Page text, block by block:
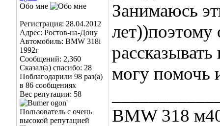
Обо мне
Регистрация: 28.04.2012
Адрес: Ростов-на-Дону
Автомобиль: BMW 318i
1992г
Сообщений: 2,360
Сказал(а) спасибо: 28
Поблагодарили 98 раз(а)
в 86 сообщениях
Вес репутации: 58
Занимаюсь
лет))поэтому
могу помочь
BMW 318